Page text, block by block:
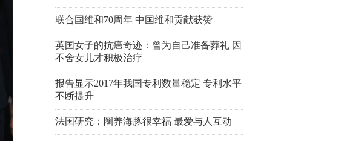
联合国维和70周年 中国维和贡献获赞
英国女子的抗癌奇迹：曾为自己准备葬礼 因
不舍女儿才积极治疗
报告显示2017年我国专利数量稳定 专利水平
不断提升
法国研究：圈养海豚很幸福 最爱与人互动